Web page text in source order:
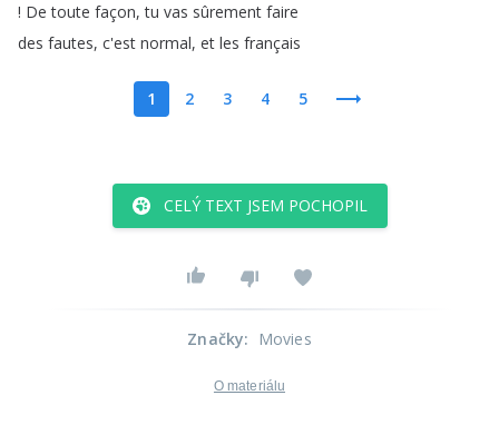
! De toute façon,tu vas sûrement faire
des fautes, c'est normal, et les français
1 2 3 4 5
CELÝ TEXT JSEM POCHOPIL
Značky: Movies
O materiálu